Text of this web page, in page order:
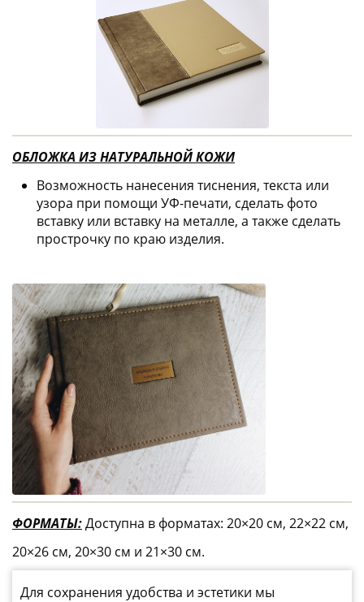
ОБЛОЖКА ИЗ НАТУРАЛЬНОЙ КОЖИ
Возможность нанесения тиснения, текста или
узора при помощи УФ-печати, сделать фото
вставку или вставку на металле, а также сделать
прострочку по краю изделия.
ФОРМАТЫ:Доступна в форматах: 20×20 см, 22×22 см,
20×26 см, 20×30 см и 21×30 см.
Для сохранения удобства и эстетики мы